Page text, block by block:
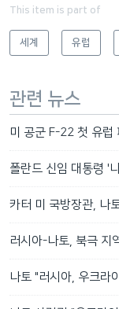
This item is part of
세계 유럽
관련 뉴스
미 공군 F-22 첫 유럽
폴란드 신임 대통령 '
카터 미 국방장관, 나
러시아-나토, 북극 지
나토 "러시아, 우크라